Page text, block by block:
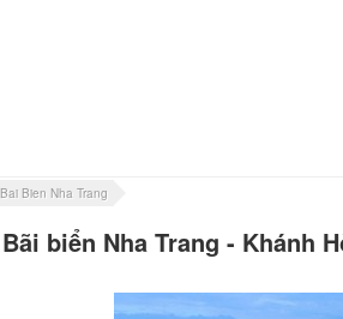
Bai Bien Nha Trang
Bãi biển Nha Trang - Khánh